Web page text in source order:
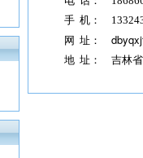
手 机：
网 址：
地 址： 吉林